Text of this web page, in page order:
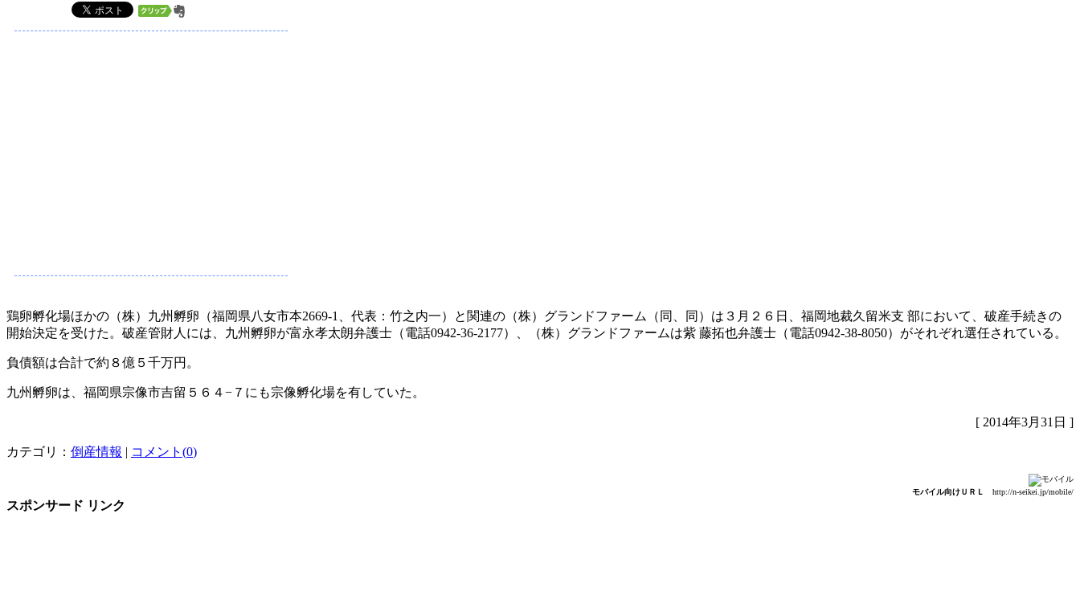
鶏卵孵化場ほかの（株）九州孵卵（福岡県八女市本2669-1、代表：竹之内一）と関連の（株）グランドファーム（同、同）は３月２６日、福岡地裁久留米支 部において、破産手続きの
開始決定を受けた。破産管財人には、九州孵卵が富永孝太朗弁護士（電話0942-36-2177）、（株）グランドファームは紫 藤拓也弁護士（電話0942-38-8050）がそれぞれ選任されている。
負債額は合計で約８億５千万円。
九州孵卵は、福岡県宗像市吉留５６４−７にも宗像孵化場を有していた。
[ 2014年3月31日 ]
カテゴリ： 倒産情報 | コメント(0)
モバイル向けＵＲＬ http://n-seikei.jp/mobile/
スポンサード リンク